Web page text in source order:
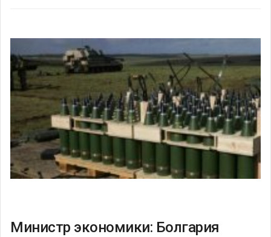
Министр экономики: Болгария